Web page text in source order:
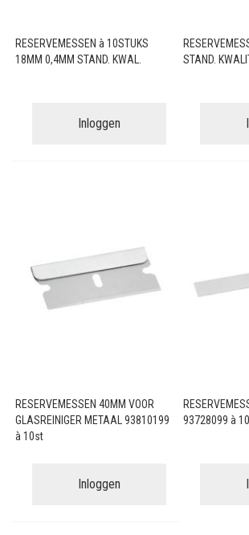
RESERVEMESSEN à 10STUKS
18MM 0,4MM STAND. KWAL.
Inloggen
STAND.
RESERVEMESSEN 40MM VOOR
GLASREINIGER METAAL 93810199
à 10st
Inloggen
93728099 à